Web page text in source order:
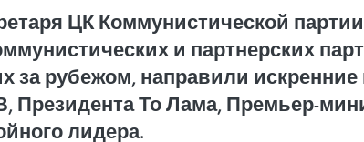
ЦК Коммунистической
и партнерских
рубежом, направили искренние
Президента То Лама, Премьер-
лидера.